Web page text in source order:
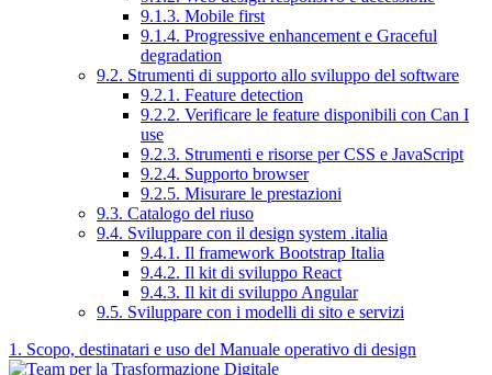
9.1.3. Mobile first
9.1.4. Progressive enhancement e Graceful
degradation
9.2. Strumenti di supporto allo sviluppo del software
9.2.1. Feature detection
9.2.2. Verificare le feature disponibili con Can I
use
9.2.3. Strumenti e risorse per CSS e JavaScript
9.2.4. Supporto browser
9.2.5. Misurare le prestazioni
9.3. Catalogo del riuso
9.4. Sviluppare con il design system .italia
9.4.1. Il framework Bootstrap Italia
9.4.2. Il kit di sviluppo React
9.4.3. Il kit di sviluppo Angular
9.5. Sviluppare con i modelli di sito e servizi
1. Scopo, destinatari e uso del Manuale operativo di design